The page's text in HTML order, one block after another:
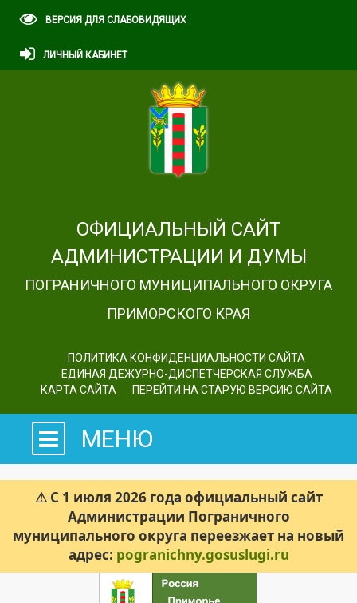
ВЕРСИЯ ДЛЯ СЛАБОВИДЯЩИХ
ЛИЧНЫЙ КАБИНЕТ
ОФИЦИАЛЬНЫЙ САЙТ
АДМИНИСТРАЦИИ И ДУМЫ
ПОГРАНИЧНОГО МУНИЦИПАЛЬНОГО ОКРУГА
ПРИМОРСКОГО КРАЯ
ПОЛИТИКА КОНФИДЕНЦИАЛЬНОСТИ САЙТА
ЕДИНАЯ ДЕЖУРНО-ДИСПЕТЧЕРСКАЯ СЛУЖБА
КАРТА САЙТА
ПЕРЕЙТИ НА СТАРУЮ ВЕРСИЮ САЙТА
МЕНЮ
⚠ С 1 июля 2026 года официальный сайт
Администрации Пограничного
муниципального округа переезжает на новый
адрес: pogranichny.gosuslugi.ru